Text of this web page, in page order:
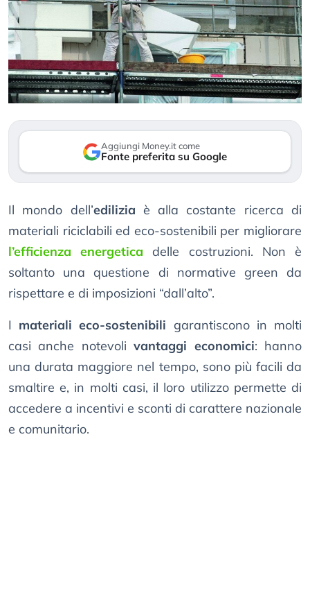
Aggiungi Money.it come
Fonte preferita su Google
Il mondo dell’edilizia è alla costante ricerca di
materiali riciclabili ed eco-sostenibili per migliorare
l’efficienza energetica delle costruzioni. Non è
soltanto una questione di normative green da
rispettare e di imposizioni “dall’alto”.
I materiali eco-sostenibili garantiscono in molti
casi anche notevolivantaggi economici: hanno
una durata maggiore nel tempo, sono più facili da
smaltire e, in molti casi, il loro utilizzo permette di
accedere a incentivi e sconti di carattere nazionale
e comunitario.